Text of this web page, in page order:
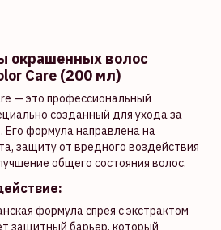
окрашенных волос
Care (200 мл)
— это профессиональный
созданный для ухода за
формула направлена на
защиту от вредного воздействия
общего состояния волос.
формула спрея с экстрактом
защитный барьер, который